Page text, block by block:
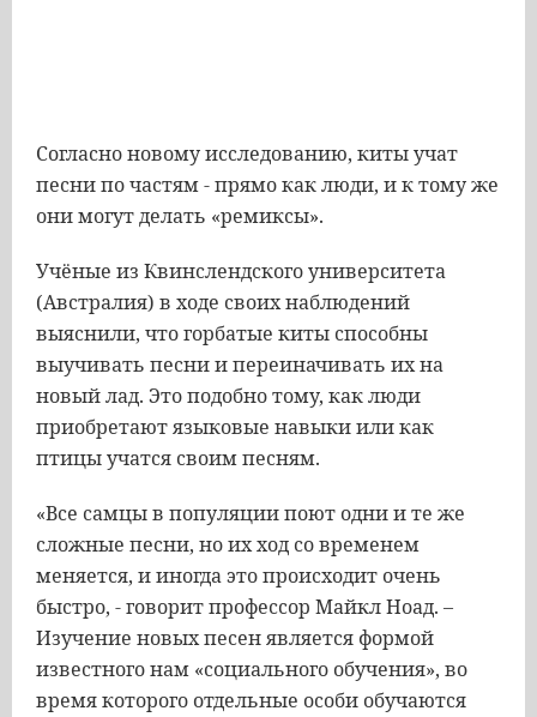
Согласно новому исследованию, киты учат
песни по частям - прямо как люди, и к тому же
они могут делать «ремиксы».
Учёные из Квинслендского университета
(Австралия) в ходе своих наблюдений
выяснили, что горбатые киты способны
выучивать песни и переиначивать их на
новый лад. Это подобно тому, как люди
приобретают языковые навыки или как
птицы учатся своим песням.
«Все самцы в популяции поют одни и те же
сложные песни, но их ход со временем
меняется, и иногда это происходит очень
быстро, - говорит профессор Майкл Ноад. –
Изучение новых песен является формой
известного нам «социального обучения», во
время которого отдельные особи обучаются